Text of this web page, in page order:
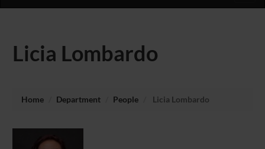
Licia Lombardo
Home Department People Licia Lombardo